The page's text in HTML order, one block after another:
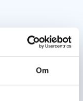
Om
kan du frit